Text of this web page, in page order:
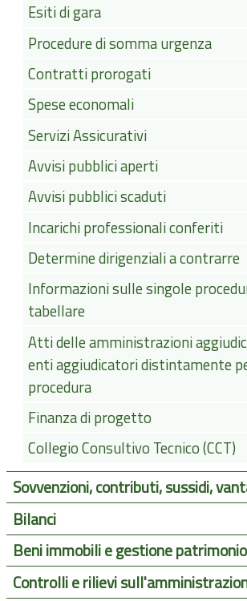
Esiti di gara
Procedure di somma urgenza
Contratti prorogati
Spese economali
Servizi Assicurativi
Avvisi pubblici aperti
Avvisi pubblici scaduti
Incarichi professionali conferiti
Determine dirigenziali a contrarre
Informazioni sulle singole
tabellare
Atti delle amministrazioni
enti aggiudicatori distintamente
procedura
Finanza di progetto
Collegio Consultivo Tecnico (CCT)
Sovvenzioni, contributi, sussidi,
Bilanci
Beni immobili e gestione patrimonio
Controlli e rilievi